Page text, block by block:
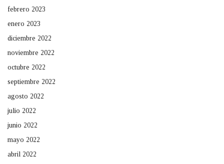
febrero 2023
enero 2023
diciembre 2022
noviembre 2022
octubre 2022
septiembre 2022
agosto 2022
julio 2022
junio 2022
mayo 2022
abril 2022